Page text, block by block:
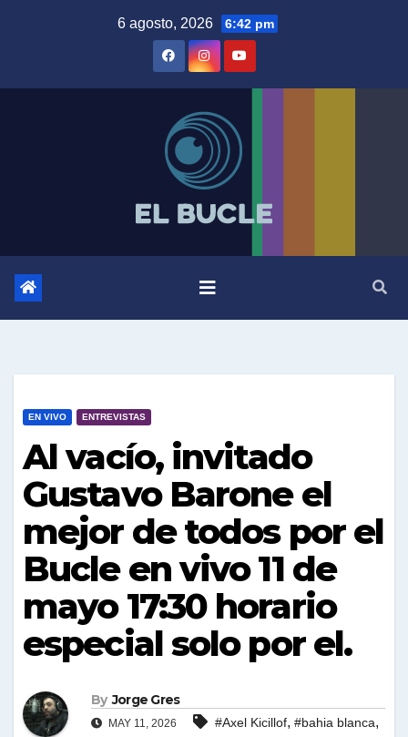
6 agosto, 2026 6:42 pm
EN VIVO ENTREVISTAS
Al vacío, invitado
Gustavo Barone el
mejor de todos por el
Bucle en vivo 11 de
mayo 17:30 horario
especial solo por el.
By Jorge Gres
MAY 11, 2026 #Axel Kicillof, #bahia blanca,